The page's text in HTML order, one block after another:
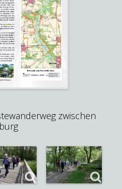
zwischen